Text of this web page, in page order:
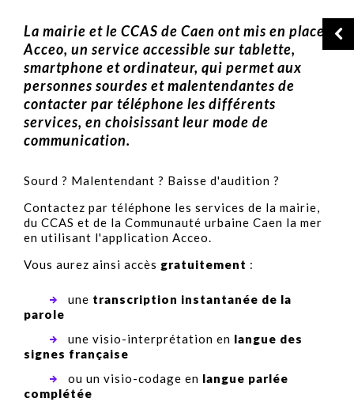
La mairie et le CCAS de Caen ont mis en place
Acceo, un service accessible sur tablette,
smartphone et ordinateur, qui permet aux
personnes sourdes et malentendantes de
contacter par téléphone les différents
services, en choisissant leur mode de
communication.
Sourd ? Malentendant ? Baisse d'audition ?
Contactez par téléphone les services de la mairie,
du CCAS et de la Communauté urbaine Caen la mer
en utilisant l'application Acceo.
Vous aurez ainsi accès gratuitement :
une transcription instantanée de la
parole
une visio-interprétation en langue des
signes française
ou un visio-codage en langue parlée
complétée